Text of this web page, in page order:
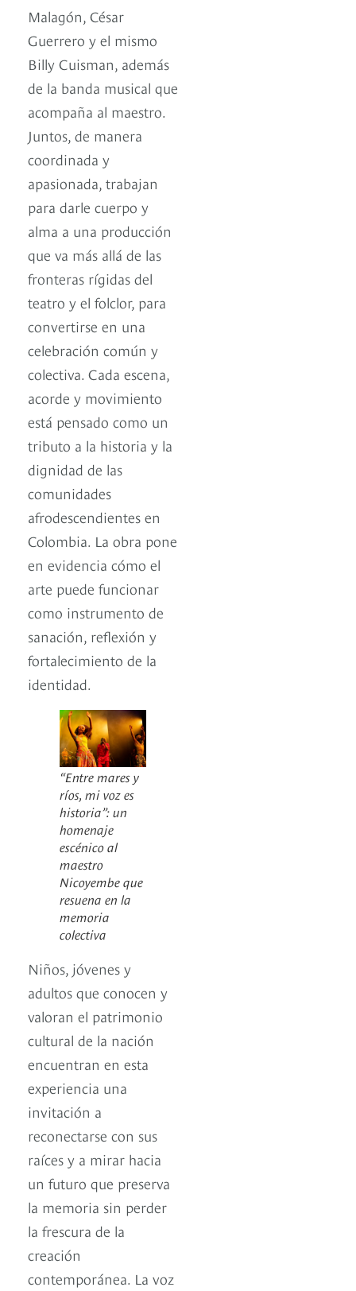
Malagón, César
Guerrero y el mismo
Billy Cuisman, además
de la banda musical que
acompaña al maestro.
Juntos, de manera
coordinada y
apasionada, trabajan
para darle cuerpo y
alma a una producción
que va más allá de las
fronteras rígidas del
teatro y el folclor, para
convertirse en una
celebración común y
colectiva. Cada escena,
acorde y movimiento
está pensado como un
tributo a la historia y la
dignidad de las
comunidades
afrodescendientes en
Colombia. La obra pone
en evidencia cómo el
arte puede funcionar
como instrumento de
sanación, reflexión y
fortalecimiento de la
identidad.
“Entre mares y
ríos, mi voz es
historia”: un
homenaje
escénico al
maestro
Nicoyembe que
resuena en la
memoria
colectiva
Niños, jóvenes y
adultos que conocen y
valoran el patrimonio
cultural de la nación
encuentran en esta
experiencia una
invitación a
reconectarse con sus
raíces y a mirar hacia
un futuro que preserva
la memoria sin perder
la frescura de la
creación
contemporánea. La voz